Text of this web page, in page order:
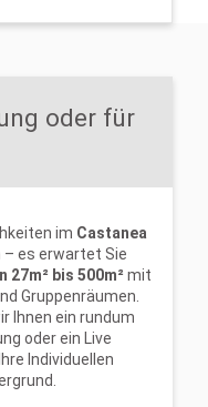
oder für
im Castanea
– es erwartet Sie
27m² bis 500m² mit
Gruppenräumen.
Ihnen ein rundum
oder ein Live
Individuellen